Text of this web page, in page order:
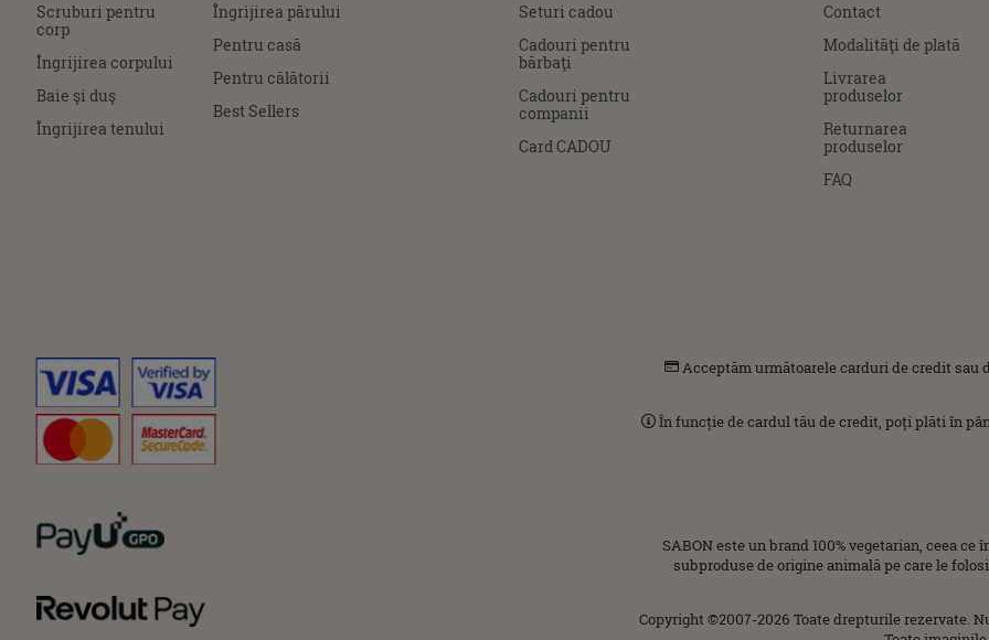
Scruburi pentru
corp
Îngrijirea corpului
Baie şi duş
Îngrijirea tenului
Îngrijirea părului
Pentru casă
Pentru călătorii
Best Sellers
Seturi cadou
Cadouri pentru
bărbaţi
Cadouri pentru
companii
Card CADOU
Contact
Modalităţi de plată
Livrarea
produselor
Returnarea
produselor
FAQ
Acceptăm următoarele carduri de credit sau
În funcție de cardul tău de credit, poți plăti în
SABON este un brand 100% vegetarian, ceea
subproduse de origine animală pe care le
Copyright ©2007-2026 Toate drepturile rezervate.